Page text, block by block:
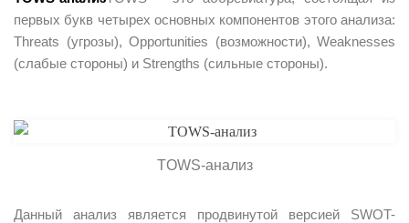
первых букв четырех основных компонентов этого анализа:
Threats (угрозы), Opportunities (возможности), Weaknesses
(слабые стороны) и Strengths (сильные стороны).
TOWS-анализ
Данный анализ является продвинутой версией SWOT-